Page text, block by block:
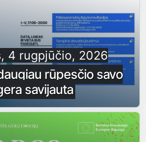
4 rugpjūčio, 2026
rūpesčio savo
savijauta